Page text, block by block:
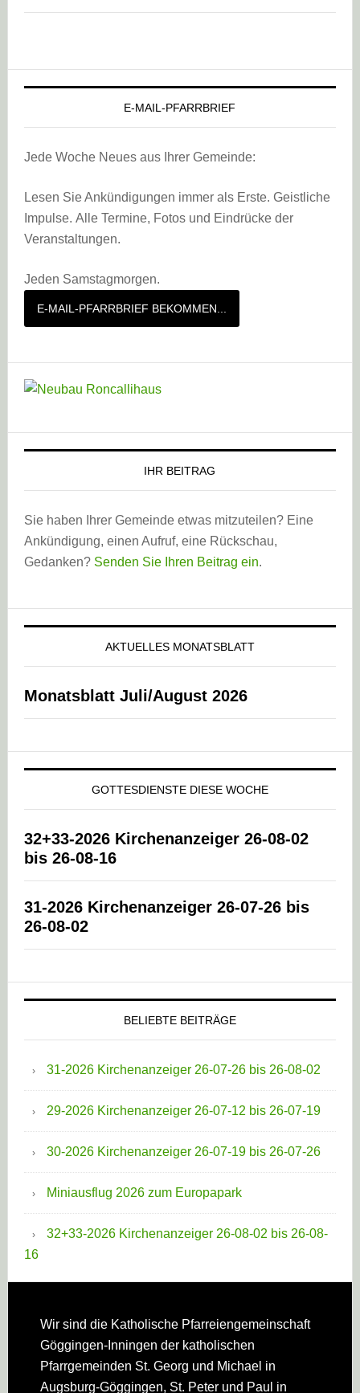
E-MAIL-PFARRBRIEF
Jede Woche Neues aus Ihrer Gemeinde:
Lesen Sie Ankündigungen immer als Erste. Geistliche
Impulse. Alle Termine, Fotos und Eindrücke der
Veranstaltungen.
Jeden Samstagmorgen.
E-MAIL-PFARRBRIEF BEKOMMEN...
IHR BEITRAG
Sie haben Ihrer Gemeinde etwas mitzuteilen? Eine
Ankündigung, einen Aufruf, eine Rückschau,
Gedanken? Senden Sie Ihren Beitrag ein.
AKTUELLES MONATSBLATT
Monatsblatt Juli/August 2026
GOTTESDIENSTE DIESE WOCHE
32+33-2026 Kirchenanzeiger 26-08-02
bis 26-08-16
31-2026 Kirchenanzeiger 26-07-26 bis
26-08-02
BELIEBTE BEITRÄGE
31-2026 Kirchenanzeiger 26-07-26 bis 26-08-02
29-2026 Kirchenanzeiger 26-07-12 bis 26-07-19
30-2026 Kirchenanzeiger 26-07-19 bis 26-07-26
Miniausflug 2026 zum Europapark
32+33-2026 Kirchenanzeiger 26-08-02 bis 26-08-
16
Footer
Wir sind die Katholische Pfarreien­gemeinschaft
Göggingen-Inningen der katholischen
Pfarrgemeinden St. Georg und Michael in
Augsburg-Göggingen, St. Peter und Paul in